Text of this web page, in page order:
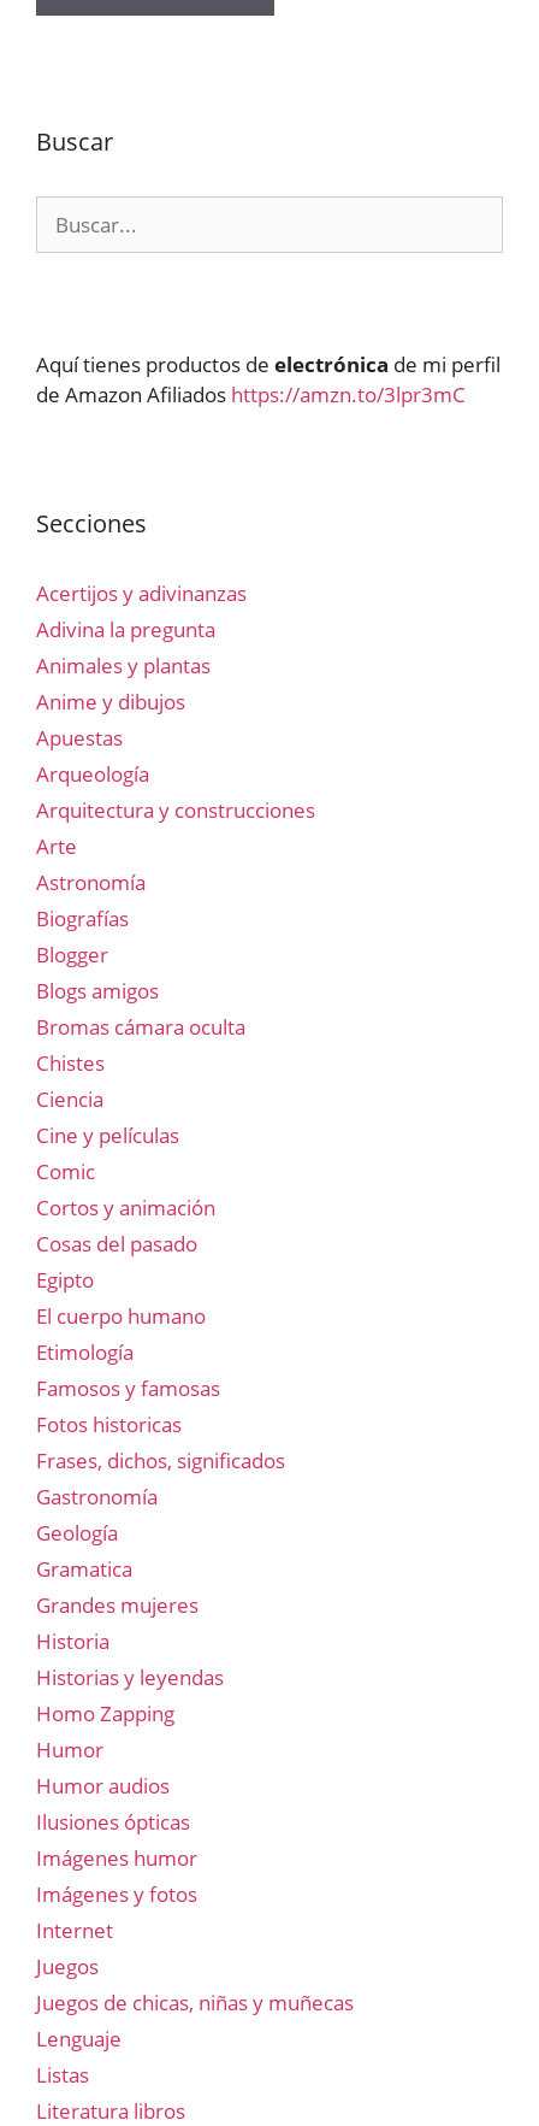
Buscar
Aquí tienes productos de electrónica de mi perfil
de Amazon Afiliados https://amzn.to/3lpr3mC
Secciones
Acertijos y adivinanzas
Adivina la pregunta
Animales y plantas
Anime y dibujos
Apuestas
Arqueología
Arquitectura y construcciones
Arte
Astronomía
Biografías
Blogger
Blogs amigos
Bromas cámara oculta
Chistes
Ciencia
Cine y películas
Comic
Cortos y animación
Cosas del pasado
Egipto
El cuerpo humano
Etimología
Famosos y famosas
Fotos historicas
Frases, dichos, significados
Gastronomía
Geología
Gramatica
Grandes mujeres
Historia
Historias y leyendas
Homo Zapping
Humor
Humor audios
Ilusiones ópticas
Imágenes humor
Imágenes y fotos
Internet
Juegos
Juegos de chicas, niñas y muñecas
Lenguaje
Listas
Literatura libros